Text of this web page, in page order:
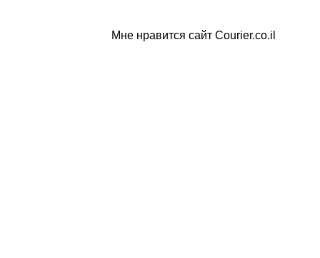
Мне нравится сайт Courier.co.il